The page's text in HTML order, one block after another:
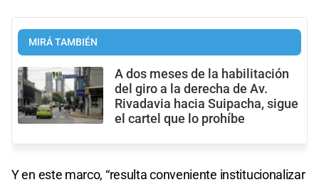
MIRÁ TAMBIÉN
A dos meses de la habilitación
del giro a la derecha de Av.
Rivadavia hacia Suipacha, sigue
el cartel que lo prohíbe
Y en este marco, “resulta conveniente institucionalizar